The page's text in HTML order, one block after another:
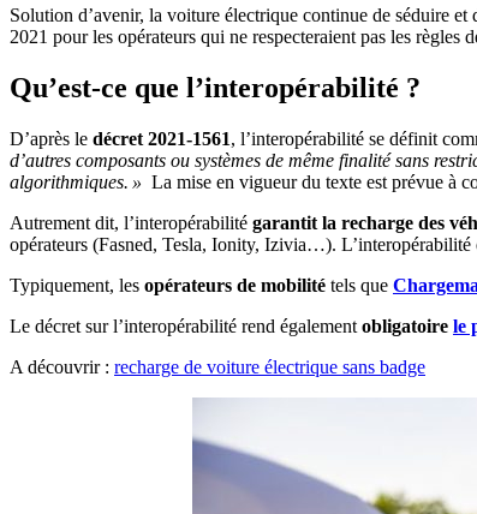
Solution d’avenir, la voiture électrique continue de séduire
2021 pour les opérateurs qui ne respecteraient pas les règles
Qu’est-ce que l’interopérabilité ?
D’après le décret 2021-1561, l’interopérabilité se définit
d’autres composants ou systèmes de même finalité sans
algorithmiques. » La mise en vigueur du texte est prévue à
Autrement dit, l’interopérabilité garantit la recharge des
opérateurs (Fasned, Tesla, Ionity, Izivia…). L’interopérabilité
Typiquement, les opérateurs de mobilité tels que
Le décret sur l’interopérabilité rend également obligatoire le
A découvrir : recharge de voiture électrique sans badge